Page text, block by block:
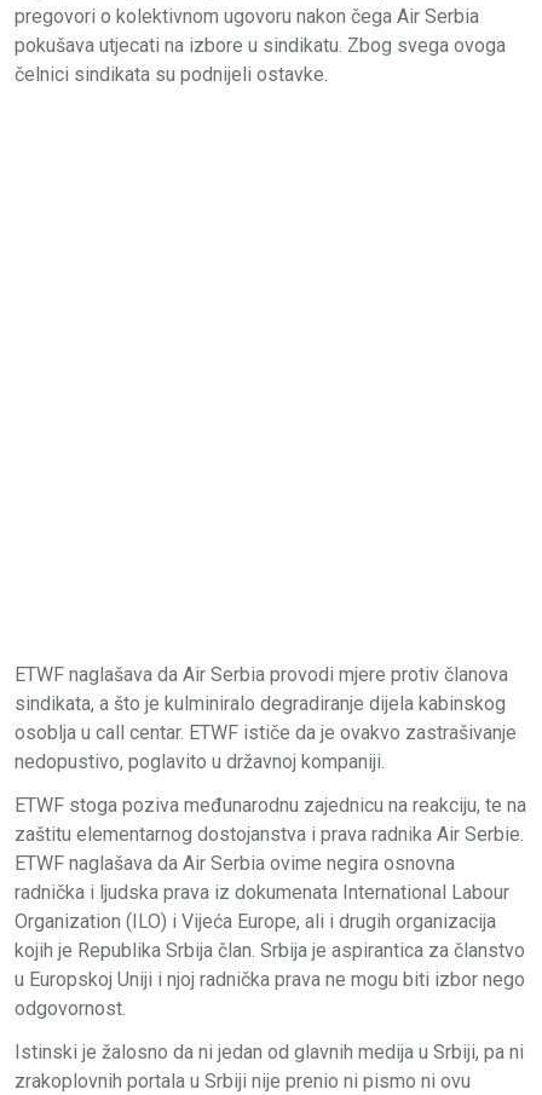
pregovori o kolektivnom ugovoru nakon čega Air Serbia
pokušava utjecati na izbore u sindikatu. Zbog svega ovoga
čelnici sindikata su podnijeli ostavke.
ETWF naglašava da Air Serbia provodi mjere protiv članova
sindikata, a što je kulminiralo degradiranje dijela kabinskog
osoblja u call centar. ETWF ističe da je ovakvo zastrašivanje
nedopustivo, poglavito u državnoj kompaniji.
ETWF stoga poziva međunarodnu zajednicu na reakciju, te na
zaštitu elementarnog dostojanstva i prava radnika Air Serbie.
ETWF naglašava da Air Serbia ovime negira osnovna
radnička i ljudska prava iz dokumenata International Labour
Organization (ILO) i Vijeća Europe, ali i drugih organizacija
kojih je Republika Srbija član. Srbija je aspirantica za članstvo
u Europskoj Uniji i njoj radnička prava ne mogu biti izbor nego
odgovornost.
Istinski je žalosno da ni jedan od glavnih medija u Srbiji, pa ni
zrakoplovnih portala u Srbiji nije prenio ni pismo ni ovu